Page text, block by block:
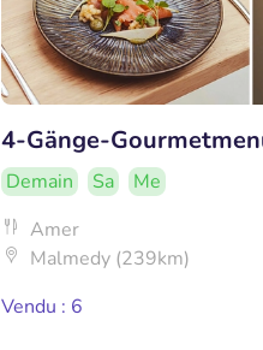
4-Gänge-
Demain Sa
Me
Amer
Malmedy (239km)
Vendu : 6